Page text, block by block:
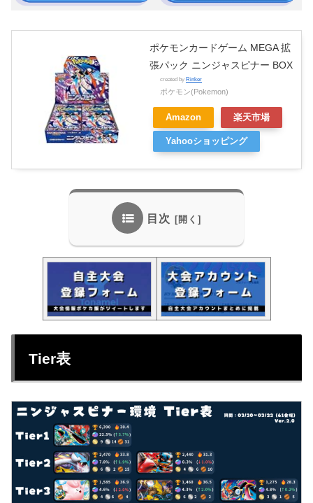
ポケモンカードゲーム MEGA 拡
張パック ニンジャスピナー BOX
created by Rinker
ポケモン(Pokemon)
Amazon 楽天市場
Yahooショッピング
目次
Tier表